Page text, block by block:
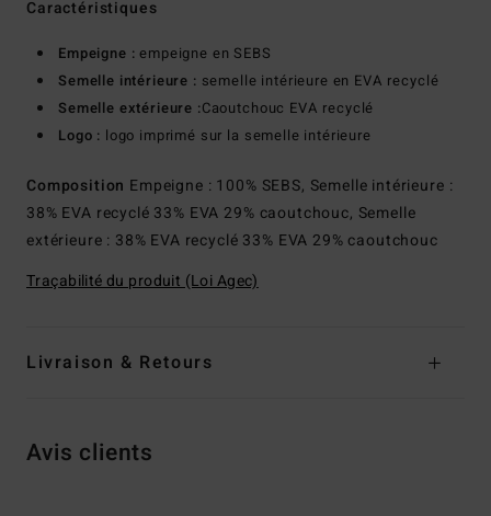
Caractéristiques
Empeigne : empeigne en SEBS
Semelle intérieure : semelle intérieure en EVA recyclé
Semelle extérieure :Caoutchouc EVA recyclé
Logo : logo imprimé sur la semelle intérieure
Composition Empeigne : 100% SEBS, Semelle intérieure :
38% EVA recyclé 33% EVA 29% caoutchouc, Semelle
extérieure : 38% EVA recyclé 33% EVA 29% caoutchouc
Traçabilité du produit (Loi Agec)
Livraison & Retours
Avis clients